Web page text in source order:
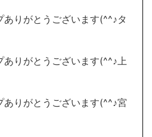
ありがとうございます(^^♪タ
ありがとうございます(^^♪上
ありがとうございます(^^♪宮